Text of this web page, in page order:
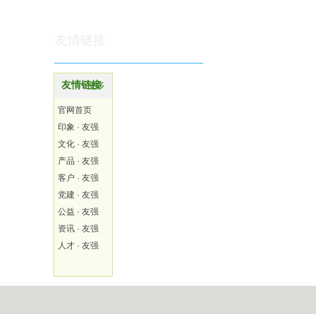
友情链接
更多
官网首页
印象 · 友强
文化 · 友强
产品 · 友强
客户 · 友强
党建 · 友强
公益 · 友强
资讯 · 友强
人才 · 友强